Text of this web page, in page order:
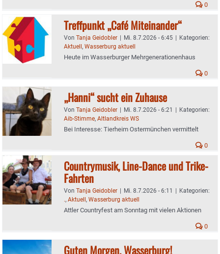
0
Treffpunkt „Café Miteinander“
Von Tanja Geidobler | Mi. 8.7.2026 - 6:45 | Kategorien:
Aktuell, Wasserburg aktuell
Heute im Wasserburger Mehrgenerationenhaus
0
„Hanni“ sucht ein Zuhause
Von Tanja Geidobler | Mi. 8.7.2026 - 6:21 | Kategorien:
Aib-Stimme, Altlandkreis WS
Bei Interesse: Tierheim Ostermünchen vermittelt
0
Countrymusik, Line-Dance und Trike-
Fahrten
Von Tanja Geidobler | Mi. 8.7.2026 - 6:11 | Kategorien:
., Aktuell, Wasserburg aktuell
Attler Countryfest am Sonntag mit vielen Aktionen
0
Guten Morgen, Wasserburg!